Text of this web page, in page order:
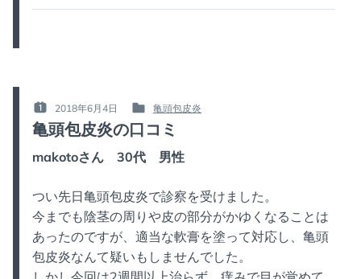
皮
治
っ
た”
POSTED
ON
2018年6月4日
POSTED
IN
亀頭包皮炎
亀頭包皮炎の口コミ
makotoさん 30代 男性
つい先日亀頭包皮炎で診察を受けました。
今までも陰茎の周りや皮の部分がかゆくなることは
あったのですが、適当な軟膏を塗って対応し、亀頭
包皮炎なんて疑いもしませんでした。